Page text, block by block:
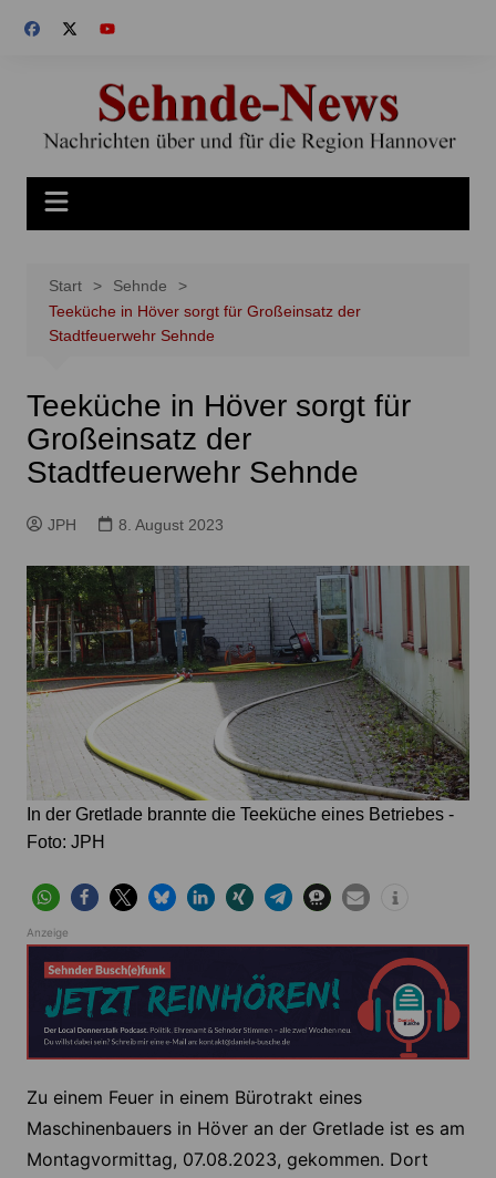
Inhalt
Start
Sehnde
Teeküche in Höver sorgt für Großeinsatz der
Stadtfeuerwehr Sehnde
Teeküche in Höver sorgt für
Großeinsatz der
Stadtfeuerwehr Sehnde
JPH 8. August 2023
In der Gretlade brannte die Teeküche eines Betriebes -
Foto: JPH
Anzeige
Zu einem Feuer in einem Bürotrakt eines
Maschinenbauers in Höver an der Gretlade ist es am
Montagvormittag, 07.08.2023, gekommen. Dort